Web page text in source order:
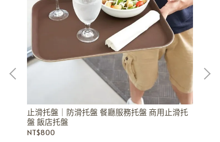
止滑托盤｜防滑托盤 餐廳服務托盤 商用止滑托
盤 飯店托盤
NT$800